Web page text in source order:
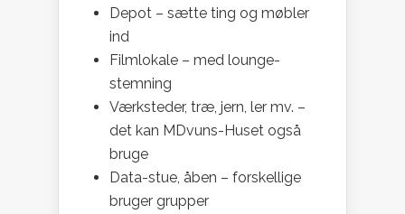
Depot – sætte ting og møbler
ind
Filmlokale – med lounge-
stemning
Værksteder, træ, jern, ler mv. –
det kan MDvuns-Huset også
bruge
Data-stue, åben – forskellige
bruger grupper